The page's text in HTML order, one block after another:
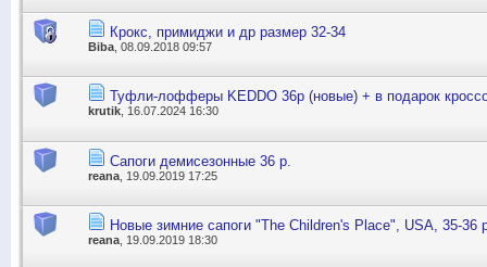
Крокс, примиджи и др размер 32-34
Biba , 08.09.2018 09:57
Туфли-лофферы KEDDO 36р (новые) + в подарок
krutik , 16.07.2024 16:30
Сапоги демисезонные 36 р.
reana , 19.09.2019 17:25
Новые зимние сапоги "The Children's Place", USA, 35-36
reana , 19.09.2019 18:30